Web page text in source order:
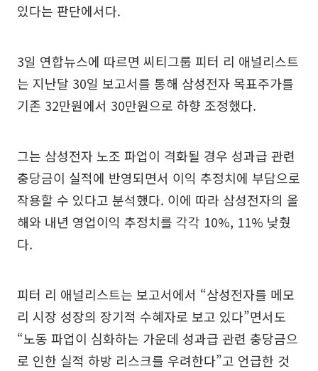
있다는 판단에서다.
3일 연합뉴스에 따르면 씨티그룹 피터 리 애널리스트
는 지난달 30일 보고서를 통해 삼성전자 목표주가를
기존 32만원에서 30만원으로 하향 조정했다.
그는 삼성전자 노조 파업이 격화될 경우 성과급 관련
충당금이 실적에 반영되면서 이익 추정치에 부담으로
작용할 수 있다고 분석했다. 이에 따라 삼성전자의 올
해와 내년 영업이익 추정치를 각각 10%, 11% 낮췄
다.
피터 리 애널리스트는 보고서에서 “삼성전자를 메모
리 시장 성장의 장기적 수혜자로 보고 있다”면서도
“노동 파업이 심화하는 가운데 성과급 관련 충당금으
로 인한 실적 하방 리스크를 우려한다”고 언급한 것